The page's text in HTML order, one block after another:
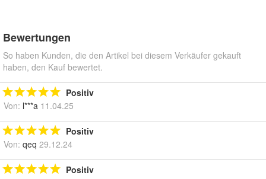
Bewertungen
So haben Kunden, die den Artikel bei diesem Verkäufer gekauft
haben, den Kauf bewertet.
Positiv
Von: l***a 11.04.25
Positiv
Von: qeq 29.12.24
Positiv